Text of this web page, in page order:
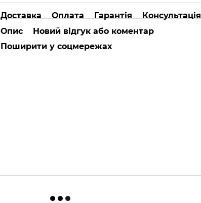
Доставка Оплата Гарантія
Консультація
Опис
Новий відгук або коментар
Поширити у соцмережах